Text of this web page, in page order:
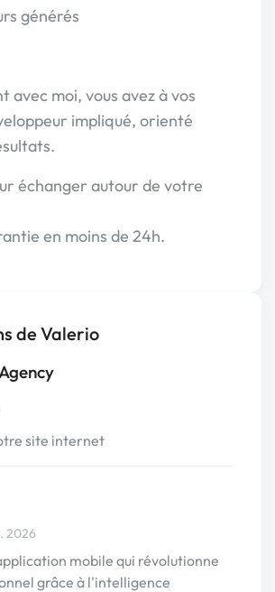
générés
avec moi, vous avez à vos
impliqué, orienté
échanger autour de votre
en moins de 24h.
de Valerio
site internet
2026
mobile qui révolutionne
grâce à l'intelligence